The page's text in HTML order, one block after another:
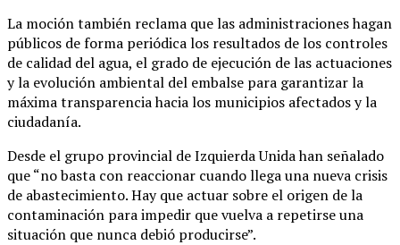
La moción también reclama que las administraciones hagan
públicos de forma periódica los resultados de los controles
de calidad del agua, el grado de ejecución de las actuaciones
y la evolución ambiental del embalse para garantizar la
máxima transparencia hacia los municipios afectados y la
ciudadanía.
Desde el grupo provincial de Izquierda Unida han señalado
que “no basta con reaccionar cuando llega una nueva crisis
de abastecimiento. Hay que actuar sobre el origen de la
contaminación para impedir que vuelva a repetirse una
situación que nunca debió producirse”.